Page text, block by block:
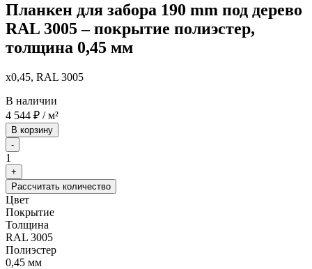
Планкен для забора 190 mm под дерево
RAL 3005 – покрытие полиэстер,
толщина 0,45 мм
x0,45, RAL 3005
В наличии
4 544 ₽ / м²
В корзину
-
1
+
Рассчитать количество
Цвет
Покрытие
Толщина
RAL 3005
Полиэстер
0,45 мм